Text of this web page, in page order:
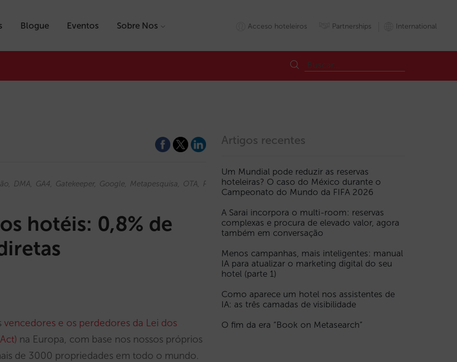
Blogue Eventos Sobre Nos Acceso hoteleiros Partnerships International
DMA GA4 Gatekeeper Google Metapesquisa OTA Preços Reservas UE Visibilidade
hotéis: 0,8% de
vencedores e os perdedores da Lei dos
na Europa, com base nos nossos próprios
de 3000 propriedades em todo o mundo.
Artigos recentes
Um Mundial pode reduzir as reservas
hoteleiras? O caso do México durante o
Campeonato do Mundo da FIFA 2026
A Sarai incorpora o multi-room: reservas
complexas e procura de elevado valor, agora
também em conversação
Menos campanhas, mais inteligentes: manual
IA para atualizar o marketing digital do seu
hotel (parte 1)
Como aparece um hotel nos assistentes de
IA: as três camadas de visibilidade
O fim da era “Book on Metasearch”